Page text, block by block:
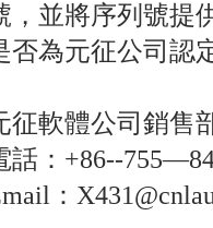
，並將序列號提
否為元征公司認
征軟體公司銷售
話：+86--
：